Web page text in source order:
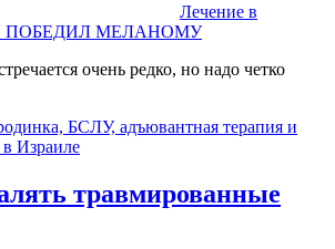
Лечение в
ПОБЕДИЛ МЕЛАНОМУ
очень редко, но надо четко
травмированные